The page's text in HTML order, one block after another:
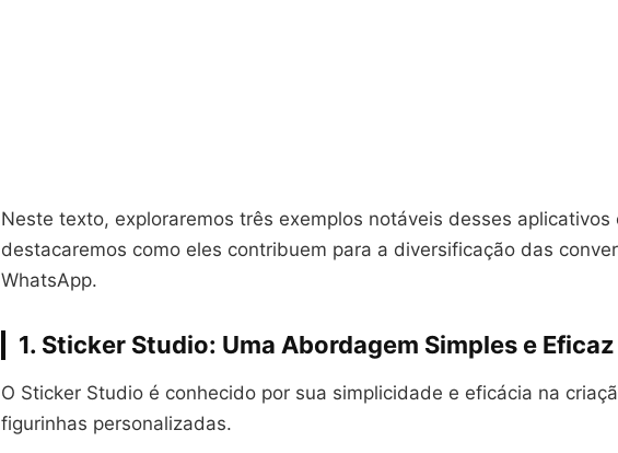
Neste texto, exploraremos três exemplos notáveis desses aplicativos
destacaremos como eles contribuem para a diversificação das
WhatsApp.
1. Sticker Studio: Uma Abordagem Simples e Eficaz
O Sticker Studio é conhecido por sua simplicidade e eficácia na
figurinhas personalizadas.